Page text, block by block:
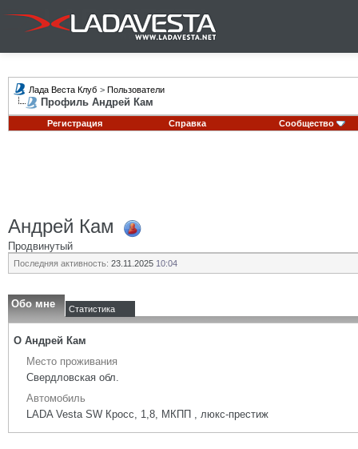
Лада Веста Клуб > Пользователи
Профиль Андрей Кам
Регистрация Справка Сообщество
Андрей Кам
Продвинутый
Последняя активность: 23.11.2025 10:04
Обо мне Статистика
О Андрей Кам
Место проживания
Свердловская обл.
Автомобиль
LADA Vesta SW Кросс, 1,8, МКПП , люкс-престиж